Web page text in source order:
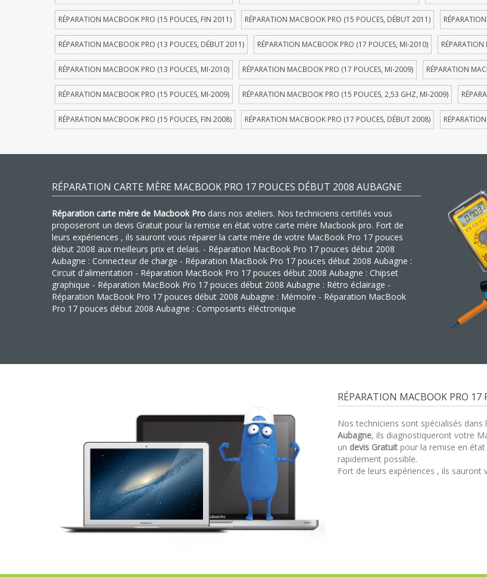
RÉPARATION MACBOOK PRO (15 POUCES, FIN 2011) RÉPARATION MACBOOK PRO (15 POUCES, DÉBUT 2011)
RÉPARATION MACBOOK PRO (13 POUCES, DÉBUT 2011) RÉPARATION MACBOOK PRO (17 POUCES, MI-2010)
RÉPARATION MACBOOK PRO (13 POUCES, MI-2010) RÉPARATION MACBOOK PRO (17 POUCES, MI-2009) RÉPARATION
RÉPARATION MACBOOK PRO (15 POUCES, MI-2009) RÉPARATION MACBOOK PRO (15 POUCES, 2,53 GHZ, MI-2009)
RÉPARATION MACBOOK PRO (15 POUCES, FIN 2008) RÉPARATION MACBOOK PRO (17 POUCES, DÉBUT 2008)
RÉPARATION CARTE MÈRE MACBOOK PRO 17 POUCES DÉBUT 2008 AUBAGNE
Réparation carte mère de Macbook Pro dans nos ateliers. Nos techniciens certifiés vous
proposeront un devis Gratuit pour la remise en état votre carte mère Macbook pro. Fort de
leurs expériences , ils sauront vous réparer la carte mère de votre MacBook Pro 17 pouces
début 2008 aux meilleurs prix et delais. - Réparation MacBook Pro 17 pouces début 2008
Aubagne : Connecteur de charge - Réparation MacBook Pro 17 pouces début 2008 Aubagne :
Circuit d'alimentation - Réparation MacBook Pro 17 pouces début 2008 Aubagne : Chipset
graphique - Réparation MacBook Pro 17 pouces début 2008 Aubagne : Rétro éclairage -
Réparation MacBook Pro 17 pouces début 2008 Aubagne : Mémoire - Réparation MacBook
Pro 17 pouces début 2008 Aubagne : Composants éléctronique
RÉPARATION MACBOOK PRO 17
Nos techniciens sont spécialisés dans
Aubagne, ils diagnostiqueront votre
un devis Gratuit pour la remise en
rapidement possible.
Fort de leurs expériences , ils sauront